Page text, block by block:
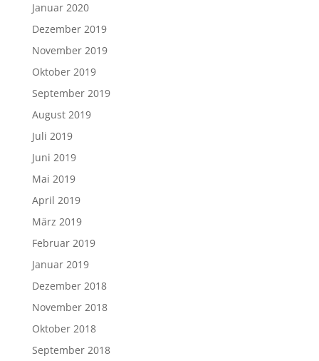
Januar 2020
Dezember 2019
November 2019
Oktober 2019
September 2019
August 2019
Juli 2019
Juni 2019
Mai 2019
April 2019
März 2019
Februar 2019
Januar 2019
Dezember 2018
November 2018
Oktober 2018
September 2018